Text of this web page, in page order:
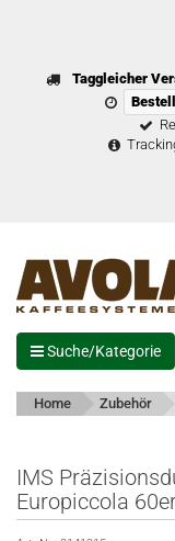
Taggleicher
Suche/Kategorie
Home Zubehör
IMS
Europiccola